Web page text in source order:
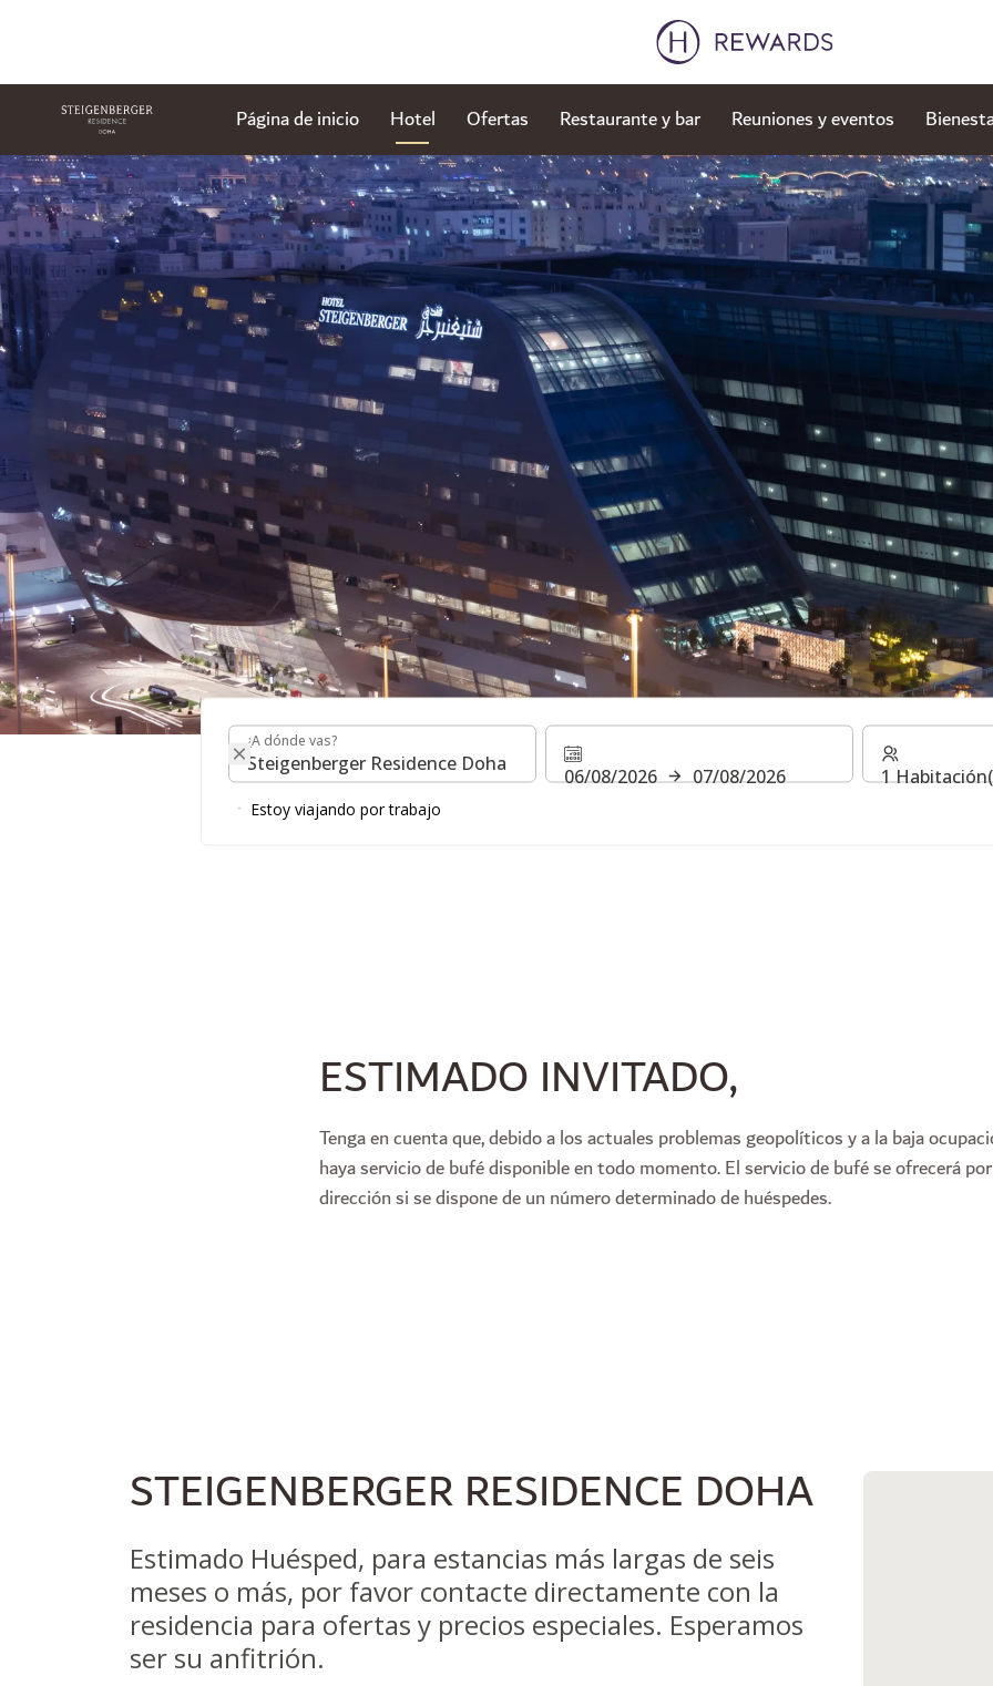
Página de inicio Hotel Ofertas Restaurante y bar Reuniones y eventos
Diapositiva 1 de 1
STEIGENBERGER RESIDENCE DOHA
¿A dónde vas?
¿A dónde vas?
06/08/2026 07/08/2026 1
Estoy viajando por trabajo
ESTIMADO INVITADO,
Tenga en cuenta que, debido a los actuales problemas geopolíticos y a la baja
haya servicio de bufé disponible en todo momento. El servicio de bufé se ofrecerá
dirección si se dispone de un número determinado de huéspedes.
STEIGENBERGER RESIDENCE DOHA
Estimado Huésped, para estancias más largas de seis
meses o más, por favor contacte directamente con la
residencia para ofertas y precios especiales. Esperamos
ser su anfitrión.